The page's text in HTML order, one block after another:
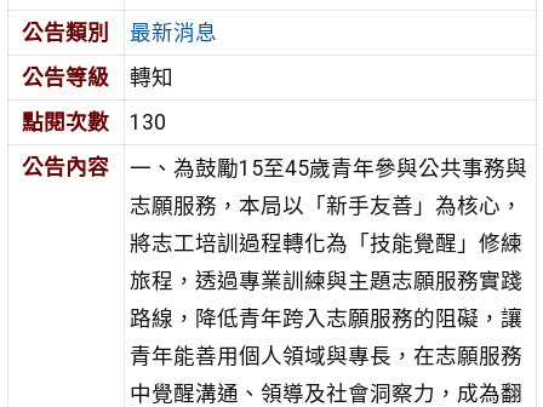
公告類別
最新消息
公告等級
轉知
點閱次數
130
公告內容
一、為鼓勵15至45歲青年參與公共事務與
志願服務，本局以「新手友善」為核心，
將志工培訓過程轉化為「技能覺醒」修練
旅程，透過專業訓練與主題志願服務實踐
路線，降低青年跨入志願服務的阻礙，讓
青年能善用個人領域與專長，在志願服務
中覺醒溝通、領導及社會洞察力，成為翻